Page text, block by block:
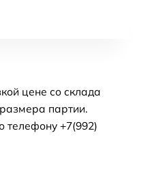
цене со склада
партии.
телефону +7(992)